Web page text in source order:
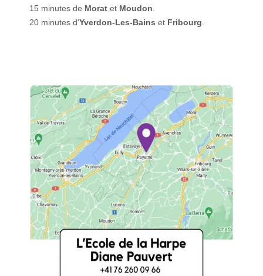
15 minutes de Morat et Moudon
20 minutes d'Yverdon-Les-Bains et Fribourg